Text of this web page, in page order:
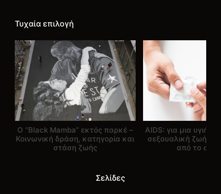
Τυχαία επιλογή
Ο “Black Mamba” εκτός παρκέ –
Κοινωνική δράση, κατηγορία και
στάση ζωής
AIDS: για μια υγιή
σεξουαλική ζωή
από το
Σελίδες